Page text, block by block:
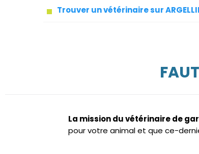
Trouver un vétérinaire sur
La mission du vétérinaire de
pour votre animal et que ce-